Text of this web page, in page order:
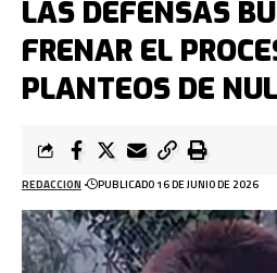
LAS DEFENSAS
FRENAR EL
PLANTEOS DE
REDACCION PUBLICADO 16 DE JUNIO DE 2026